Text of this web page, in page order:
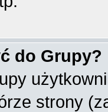
do Grupy?
strony